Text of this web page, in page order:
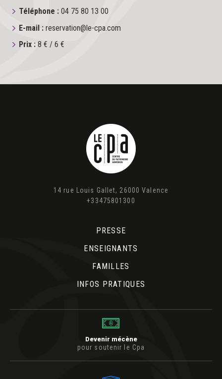
Téléphone : 04 75 80 13 00
E-mail : reservation@le-cpa.com
Prix : 8 € / 6 €
14 rue Louis Gallet, 26000 Valence
+33475801300
PRESSE
ENSEIGNANTS
FAMILLES
INFOS PRATIQUES
Devenir mécène
pour soutenir le Cpa